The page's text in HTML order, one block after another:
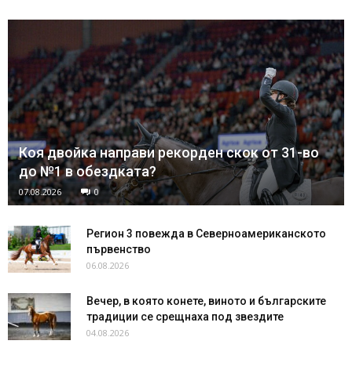
Коя двойка направи рекорден скок от 31-во
до №1 в обездката?
07.08.2026 0
Регион 3 повежда в Северноамериканското
първенство
06.08.2026
Вечер, в която конете, виното и българските
традиции се срещнаха под звездите
04.08.2026